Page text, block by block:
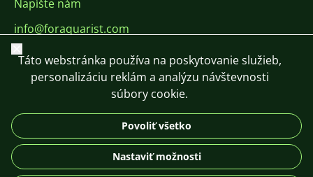
Napíšte nám
info@foraquarist.com
+420 603 449 602
DE
© 2026 For Aquarist
Zavrieť
Táto webstránka používa na poskytovanie služieb,
personalizáciu reklám a analýzu návštevnosti
súbory cookie.
Povoliť všetko
Nastaviť možnosti